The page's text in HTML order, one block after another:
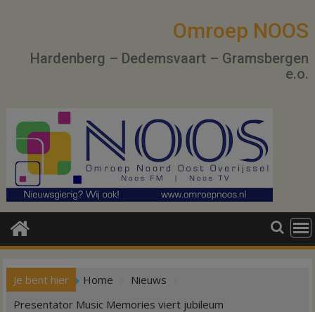
Omroep NOOS
Hardenberg – Dedemsvaart – Gramsbergen
e.o.
Je bent hier Home
Nieuws
Presentator Music Memories viert jubileum